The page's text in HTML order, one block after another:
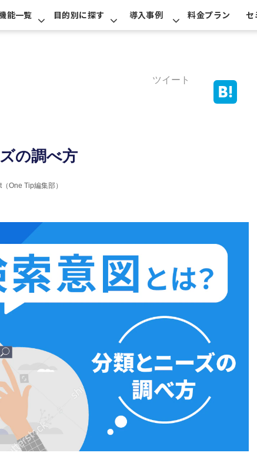
能一覧 目的別に探す 導入事例 料金プラン セ
ツイート
の調べ方
One Tip編集部）